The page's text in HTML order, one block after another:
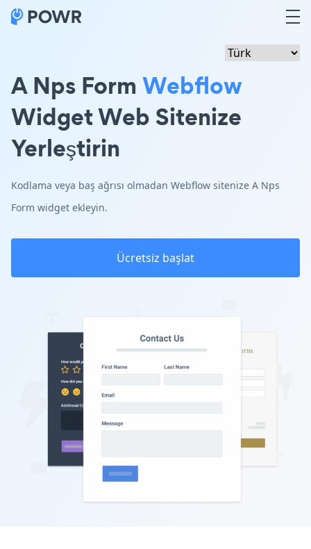
A Nps Form Webflow
Widget Web Sitenize
Yerleştirin
Kodlama veya baş ağrısı olmadan Webflow sitenize A Nps
Form widget ekleyin.
Ücretsiz başlat